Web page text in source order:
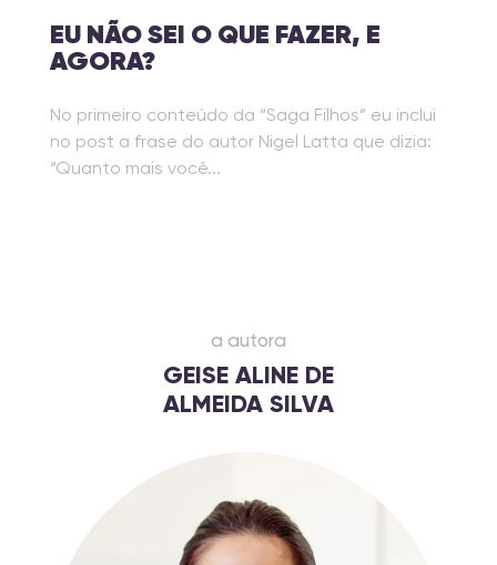
EU NÃO SEI O QUE FAZER, E
AGORA?
No primeiro conteúdo da “Saga Filhos” eu inclui
no post a frase do autor Nigel Latta que dizia:
“Quanto mais você...
a autora
GEISE ALINE DE
ALMEIDA SILVA